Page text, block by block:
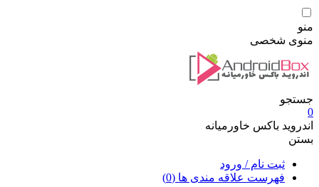
منو
منوی شخصی
جستجو
0
اندروید باکس خاورمیانه
بستن
ثبت نام / ورود
فهرست علاقه مندی ها (0)